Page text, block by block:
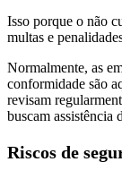
Isso porque o não
multas e
Normalmente, as
conformidade são
revisam
buscam assistência
Riscos de